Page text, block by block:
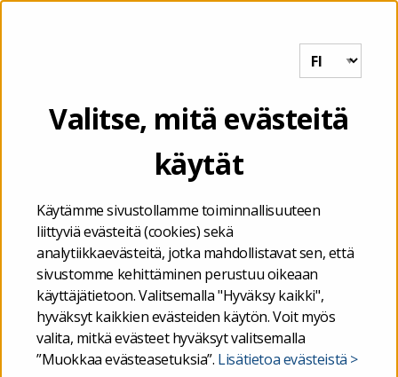
Valitse, mitä evästeitä
käytät
Käytämme sivustollamme toiminnallisuuteen
liittyviä evästeitä (cookies) sekä
analytiikkaevästeitä, jotka mahdollistavat sen, että
sivustomme kehittäminen perustuu oikeaan
käyttäjätietoon. Valitsemalla "Hyväksy kaikki",
hyväksyt kaikkien evästeiden käytön. Voit myös
valita, mitkä evästeet hyväksyt valitsemalla
”Muokkaa evästeasetuksia”. Lisätietoa evästeistä >
hyvinvointiyhtymäkonsernin tilinpäätösraportointi (HKOTR)
Hyvinvointialue- ja
tilinpäätösraportointi
(HKOTR)